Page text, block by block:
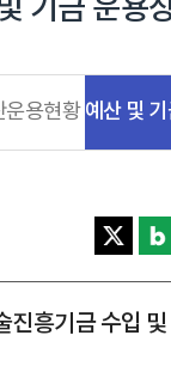
기금 운용
운용현황 예산 및
진흥기금 수입